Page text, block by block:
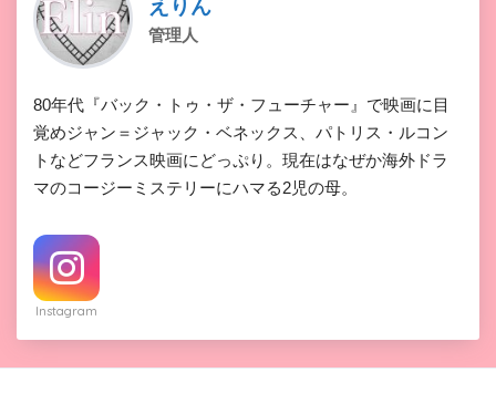
管理人
80年代『バック・トゥ・ザ・フューチャー』で映画に目
覚めジャン＝ジャック・ベネックス、パトリス・ルコン
トなどフランス映画にどっぷり。現在はなぜか海外ドラ
マのコージーミステリーにハマる2児の母。
Instagram